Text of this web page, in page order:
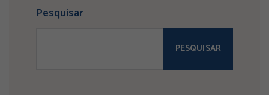
Pesquisar
PESQUISAR